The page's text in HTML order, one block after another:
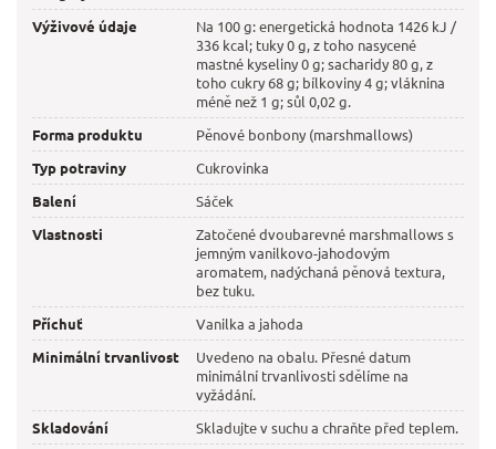
Výživové údaje
Na 100 g: energetická hodnota 1426 kJ /
336 kcal; tuky 0 g, z toho nasycené
mastné kyseliny 0 g; sacharidy 80 g, z
toho cukry 68 g; bílkoviny 4 g; vláknina
méně než 1 g; sůl 0,02 g.
Forma produktu
Pěnové bonbony (marshmallows)
Typ potraviny
Cukrovinka
Balení
Sáček
Vlastnosti
Zatočené dvoubarevné marshmallows s
jemným vanilkovo-jahodovým
aromatem, nadýchaná pěnová textura,
bez tuku.
Příchuť
Vanilka a jahoda
Minimální trvanlivost
Uvedeno na obalu. Přesné datum
minimální trvanlivosti sdělíme na
vyžádání.
Skladování
Skladujte v suchu a chraňte před teplem.